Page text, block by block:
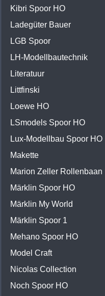
Kibri Spoor HO
Ladegüter Bauer
LGB Spoor
LH-Modellbautechnik
Literatuur
Littfinski
Loewe HO
LSmodels Spoor HO
Lux-Modellbau Spoor HO
Makette
Marion Zeller Rollenbaan
Märklin Spoor HO
Märklin My World
Märklin Spoor 1
Mehano Spoor HO
Model Craft
Nicolas Collection
Noch Spoor HO